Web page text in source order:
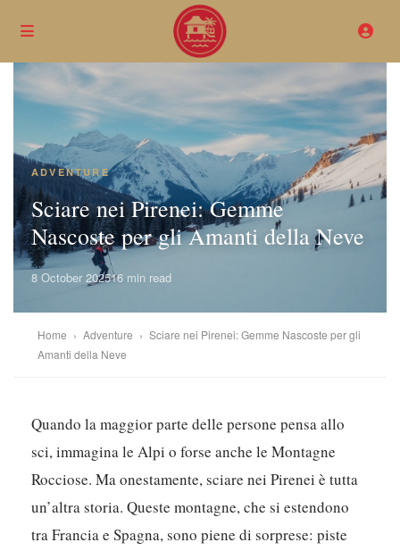
ADVENTURE
Sciare nei Pirenei: Gemme
Nascoste per gli Amanti della Neve
8 October 202516 min read
Home › Adventure › Sciare nei Pirenei: Gemme Nascoste per gli
Amanti della Neve
Quando la maggior parte delle persone pensa allo
sci, immagina le Alpi o forse anche le Montagne
Rocciose. Ma onestamente, sciare nei Pirenei è tutta
un’altra storia. Queste montagne, che si estendono
tra Francia e Spagna, sono piene di sorprese: piste